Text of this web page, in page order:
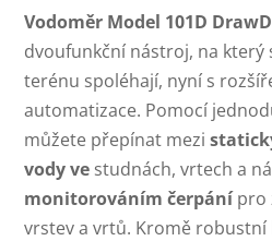
Vodoměr Model 101D
dvoufunkční nástroj, na který
terénu spoléhají, nyní s
automatizace. Pomocí
můžete přepínat mezi
vody ve studnách, vrtech a
monitorováním čerpánípro
vrstev a vrtů. Kromě